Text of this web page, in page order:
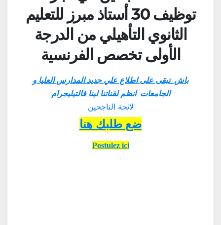
توظيف 30 أستاذ مبرز للتعليم
الثانوي التأهيلي من الدرجة
الأولى تخصص الفرنسية
باش تبقى على اطلاع علي جديد المدارس العليا و
الجامعات انظم لقناتنا لينا فالتيليجرام
لائحة الناجحين
ضع طلبك هنا
Postulez ici